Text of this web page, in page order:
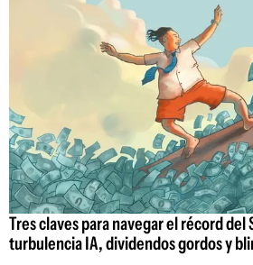
Tres claves para navegar el récord
turbulencia IA, dividendos gordos y